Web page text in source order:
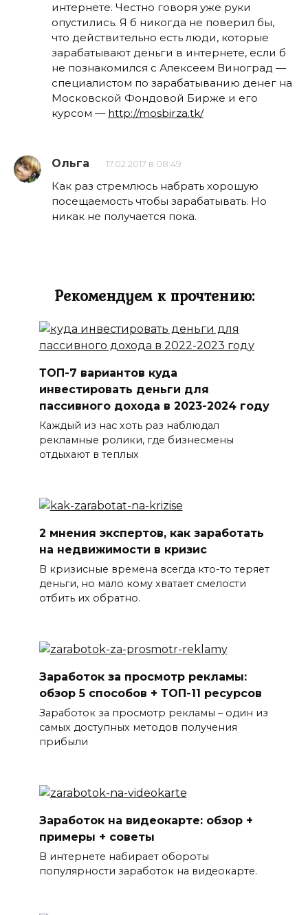
интернете. Честно говоря уже руки
опустились. Я б никогда не поверил бы,
что действительно есть люди, которые
зарабатывают деньги в интернете, если б
не познакомился с Алексеем Виноград —
специалистом по зарабатыванию денег на
Московской Фондовой Бирже и его
курсом — http://mosbirza.tk/
Ольга 17.02.2017 в 08:49
Как раз стремлюсь набрать хорошую
посещаемость чтобы зарабатывать. Но
никак не получается пока.
Рекомендуем к прочтению:
ТОП-7 вариантов куда
инвестировать деньги для
пассивного дохода в 2023-2024 году
Каждый из нас хоть раз наблюдал
рекламные ролики, где бизнесмены
отдыхают в теплых
2 мнения экспертов, как заработать
на недвижимости в кризис
В кризисные времена всегда кто-то теряет
деньги, но мало кому хватает смелости
отбить их обратно.
Заработок за просмотр рекламы:
обзор 5 способов + ТОП-11 ресурсов
Заработок за просмотр рекламы – один из
самых доступных методов получения
прибыли
Заработок на видеокарте: обзор +
примеры + советы
В интернете набирает обороты
популярности заработок на видеокарте.